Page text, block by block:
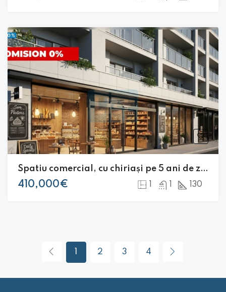
Spatiu comercial, cu chiriași pe 5 ani de zile, cartier Buna Ziua |
410,000€ 1 1 130
2 3 4